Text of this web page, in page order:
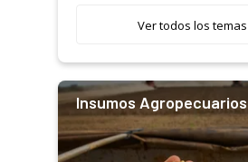
Ver todos los temas
Insumos Agropecuarios